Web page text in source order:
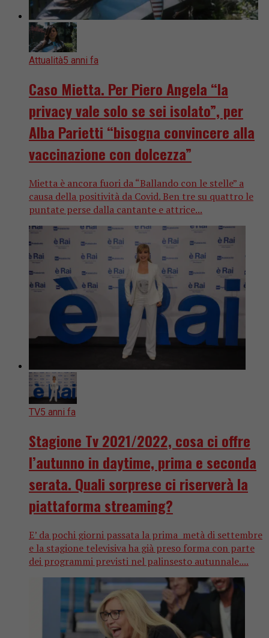
Attualità5 anni fa
Caso Mietta. Per Piero Angela “la
privacy vale solo se sei isolato”, per
Alba Parietti “bisogna convincere alla
vaccinazione con dolcezza”
Mietta è ancora fuori da “Ballando con le stelle” a
causa della positività da Covid. Ben tre su quattro le
puntate perse dalla cantante e attrice...
TV5 anni fa
Stagione Tv 2021/2022, cosa ci offre
l’autunno in daytime, prima e seconda
serata. Quali sorprese ci riserverà la
piattaforma streaming?
E’ da pochi giorni passata la prima metà di settembre
e la stagione televisiva ha già preso forma con parte
dei programmi previsti nel palinsesto autunnale....